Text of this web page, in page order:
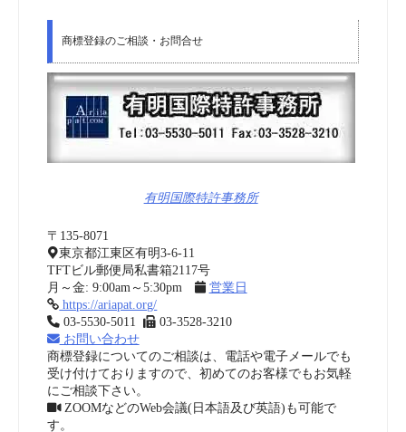
商標登録のご相談・お問合せ
有明国際特許事務所
〒135-8071
東京都江東区有明3-6-11
TFTビル郵便局私書箱2117号
月～金: 9:00am～5:30pm
営業日
https://ariapat.org/
03-5530-5011
03-3528-3210
お問い合わせ
商標登録についてのご相談は、電話や電子メールでも
受け付けておりますので、初めてのお客様でもお気軽
にご相談下さい。
ZOOMなどのWeb会議(日本語及び英語)も可能で
す。